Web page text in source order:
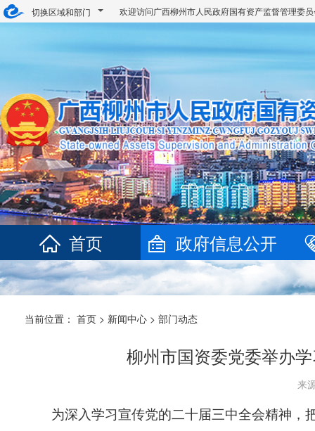
切换区域和部门 欢迎访问广西柳州市人民政府国有资产监督管理委
首页 政府信息公开
当前位置： 首页 > 新闻中心 > 部门动态
柳州市国资委党委举办
来
为深入学习宣传党的二十届三中全会精神，